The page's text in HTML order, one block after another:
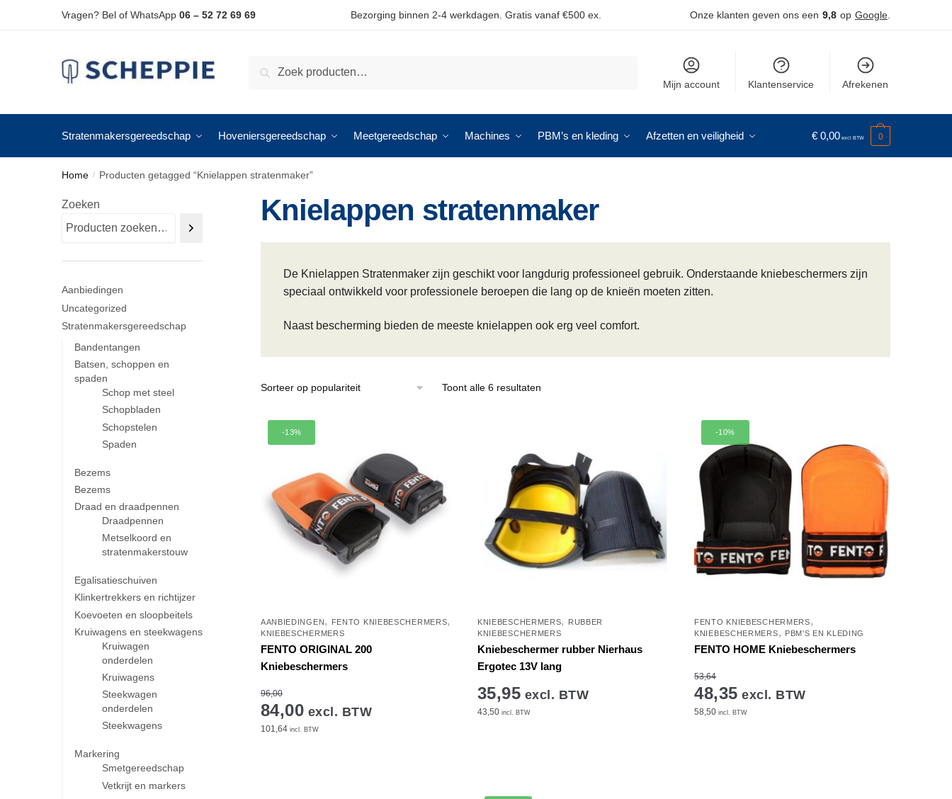
Vragen? Bel of WhatsApp 06 – 52 72 69 69 Bezorging binnen 2-4 werkdagen. Gratis vanaf €500 ex. Onze klanten geven ons een 9,8 op Google
Zoeken
Mijn account Klantenservice Afrekenen
Stratenmakersgereedschap Hoveniersgereedschap Meetgereedschap Machines PBM’s en kleding Afzetten en veiligheid € 0,00 0
Home / Producten getagged “Knielappen stratenmaker”
Knielappen stratenmaker
De Knielappen Stratenmaker zijn geschikt voor langdurig professioneel gebruik. Onderstaande kniebeschermers zijn
speciaal ontwikkeld voor professionele beroepen die lang op de knieën moeten zitten.
Naast bescherming bieden de meeste knielappen ook erg veel comfort.
Toont alle 6 resultatenGesorteerd
-13%
AANBIEDINGEN, FENTO KNIEBESCHERMERS,
KNIEBESCHERMERS
FENTO ORIGINAL 200
Kniebeschermers
96,00
84,00 excl. BTW
101,64incl. BTW
KNIEBESCHERMERS,
RUBBER
KNIEBESCHERMERS
Kniebeschermer rubber Nierhaus
Ergotec 13V lang
35,95 excl. BTW
43,50incl. BTW
-10%
FENTO KNIEBESCHERMERS,
KNIEBESCHERMERS, PBM'S EN KLEDING
FENTO HOME Kniebeschermers
53,64
48,35 excl. BTW
58,50 incl. BTW
Zoeken
Aanbiedingen
Uncategorized
Stratenmakersgereedschap
Bandentangen
Batsen, schoppen en
spaden
Schop met steel
Schopbladen
Schopstelen
Spaden
Bezems
Bezems
Draad en draadpennen
Draadpennen
Metselkoord en
stratenmakerstouw
Egalisatieschuiven
Klinkertrekkers en richtijzer
Koevoeten en sloopbeitels
Kruiwagens en steekwagens
Kruiwagen
onderdelen
Kruiwagens
Steekwagen
onderdelen
Steekwagens
Markering
Smetgereedschap
Vetkrijt en markers